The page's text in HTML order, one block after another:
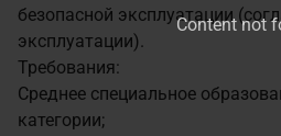
Content not
безопасной эксплуатации
эксплуатации).
Требования:
Среднее специальное
категории;